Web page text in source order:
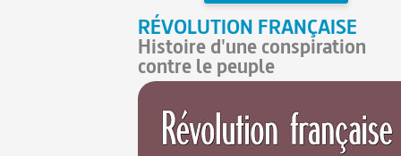
RÉVOLUTION FRANÇAISE
Histoire d'une conspiration
contre le peuple